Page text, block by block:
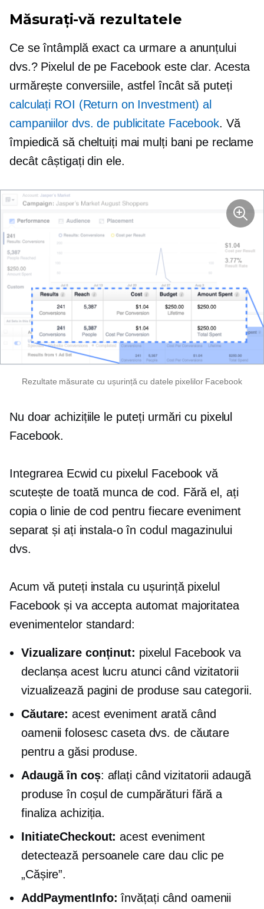
Măsurați-vă rezultatele
Ce se întâmplă exact ca urmare a anunțului
dvs.? Pixelul de pe Facebook este clar. Acesta
urmărește conversiile, astfel încât să puteți
calculați ROI (Return on Investment) al
campaniilor dvs. de publicitate Facebook. Vă
împiedică să cheltuiți mai mulți bani pe reclame
decât câștigați din ele.
Rezultate măsurate cu ușurință cu datele pixelilor Facebook
Nu doar achizițiile le puteți urmări cu pixelul
Facebook.
Integrarea Ecwid cu pixelul Facebook vă
scutește de toată munca de cod. Fără el, ați
copia o linie de cod pentru fiecare eveniment
separat și ați instala-o în codul magazinului
dvs.
Acum vă puteți instala cu ușurință pixelul
Facebook și va accepta automat majoritatea
evenimentelor standard:
Vizualizare conținut: pixelul Facebook va
declanșa acest lucru atunci când vizitatorii
vizualizează pagini de produse sau categorii.
Căutare: acest eveniment arată când
oamenii folosesc caseta dvs. de căutare
pentru a găsi produse.
Adaugă în coș: aflați când vizitatorii adaugă
produse în coșul de cumpărături fără a
finaliza achiziția.
InitiateCheckout: acest eveniment
detectează persoanele care dau clic pe
„Cășire”.
AddPaymentInfo: învățați când oamenii